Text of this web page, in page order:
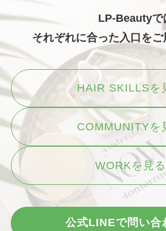
LP-Beautyで
それぞれに合った入口を
HAIR SKILLSを
COMMUNITYを
WORKを見る
公式LINEで問い合